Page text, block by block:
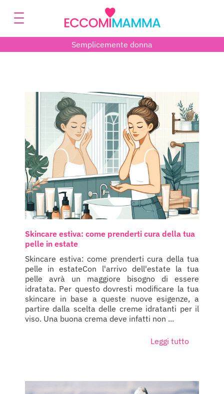
Semplicemente donna
Skincare estiva: come prenderti cura della tua
pelle in estate
Skincare estiva: come prenderti cura della tua
pelle in estateCon l'arrivo dell'estate la tua
pelle avrà un maggiore bisogno di essere
idratata. Per questo dovresti modificare la tua
skincare in base a queste nuove esigenze, a
partire dalla scelta delle creme idratanti per il
viso. Una buona crema deve infatti non ...
Leggi tutto